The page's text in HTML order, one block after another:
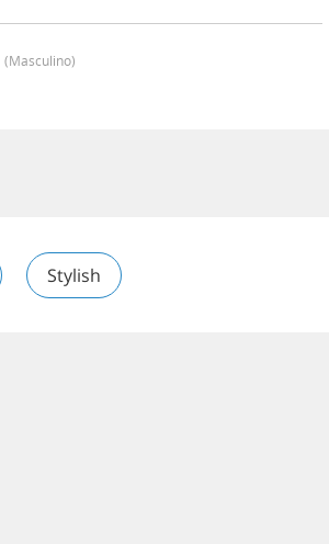
(masculino)
Stylish